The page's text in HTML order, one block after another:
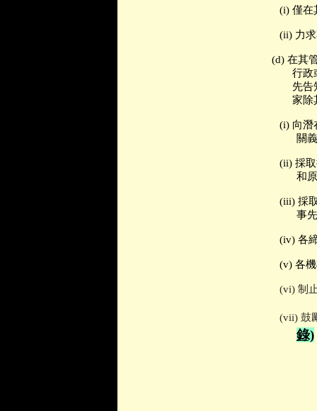
(i) 僅在
(ii) 力
(d) 在其
行政
先告
家除
(i) 向潛
關
(ii) 採
和
(iii) 採
事
(iv) 各
(v) 各
(vi) 制
(vii) 鼓
錄)